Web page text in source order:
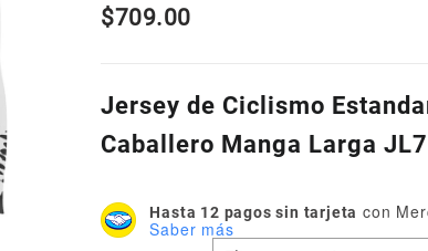
$709.00
Jersey de Ciclismo
Caballero Manga Larga
Hasta 12 pagos sin tarjeta con
Saber más